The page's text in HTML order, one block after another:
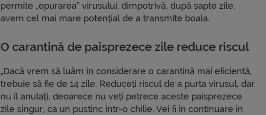
permite „epurarea” virusului, dimpotrivă, după șapte zile,
avem cel mai mare potențial de a transmite boala.
O carantină de paisprezece zile reduce riscul
„Dacă vrem să luăm în considerare o carantină mai eficientă,
trebuie să fie de 14 zile. Reduceți riscul de a purta virusul, dar
nu îl anulați, deoarece nu veți petrece aceste paisprezece
zile singur, ca un pustinc într-o chilie. Vei fi în continuare în